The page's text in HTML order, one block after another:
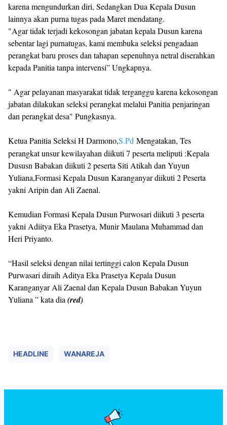
karena mengundurkan diri, Sedangkan Dua Kepala Dusun
lainnya akan purna tugas pada Maret mendatang.
"Agar tidak terjadi kekosongan jabatan kepala Dusun karena
sebentar lagi purnatugas, kami membuka seleksi pengadaan
perangkat baru proses dan tahapan sepenuhnya netral diserahkan
kepada Panitia tanpa intervensi” Ungkapnya.
" Agar pelayanan masyarakat tidak terganggu karena kekosongan
jabatan dilakukan seleksi perangkat melalui Panitia penjaringan
dan perangkat desa" Pungkasnya.
Ketua Panitia Seleksi H Darmono,S.Pd Mengatakan, Tes
perangkat unsur kewilayahan diikuti 7 peserta meliputi :Kepala
Dususn Babakan diikuti 2 peserta Siti Atikah dan Yuyun
Yuliana,Formasi Kepala Dusun Karanganyar diikuti 2 Peserta
yakni Aripin dan Ali Zaenal.
Kemudian Formasi Kepala Dusun Purwosari diikuti 3 peserta
yakni Adiitya Eka Prasetya, Munir Maulana Muhammad dan
Heri Priyanto.
“Hasil seleksi dengan nilai tertinggi calon Kepala Dusun
Purwasari diraih Aditya Eka Prasetya Kepala Dusun
Karanganyar Ali Zaenal dan Kepala Dusun Babakan Yuyun
Yuliana ” kata dia (red)
HEADLINE WANAREJA